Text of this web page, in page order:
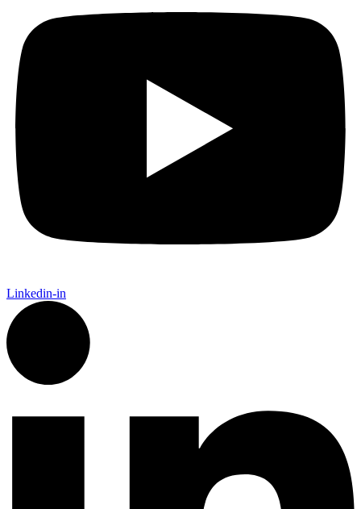
Linkedin-in